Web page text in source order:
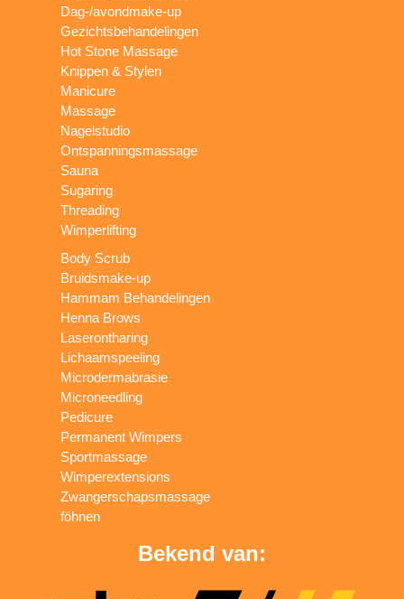
Dag-/avondmake-up
Gezichtsbehandelingen
Hot Stone Massage
Knippen & Stylen
Manicure
Massage
Nagelstudio
Ontspanningsmassage
Sauna
Sugaring
Threading
Wimperlifting
Body Scrub
Bruidsmake-up
Hammam Behandelingen
Henna Brows
Laserontharing
Lichaamspeeling
Microdermabrasie
Microneedling
Pedicure
Permanent Wimpers
Sportmassage
Wimperextensions
Zwangerschapsmassage
föhnen
Bekend van: